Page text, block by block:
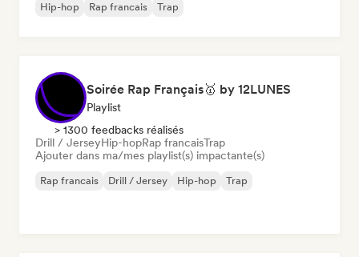
Hip-hop
Rap francais Trap
Soirée Rap Français🥇 by 12LUNES
Playlist
> 1300 feedbacks réalisés
Drill / JerseyHip-hopRap francaisTrap
Ajouter dans ma/mes playlist(s) impactante(s)
Rap francais Drill / Jersey Hip-hop Trap